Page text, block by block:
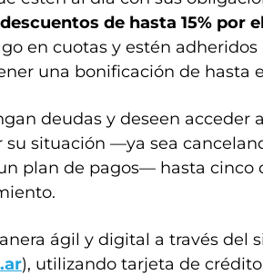
descuentos de hasta 15% por
en cuotas y estén adheridos
una bonificación de hasta
deudas y deseen acceder
situación —ya sea
plan de pagos— hasta cinco
ágil y digital a través del
), utilizando tarjeta de